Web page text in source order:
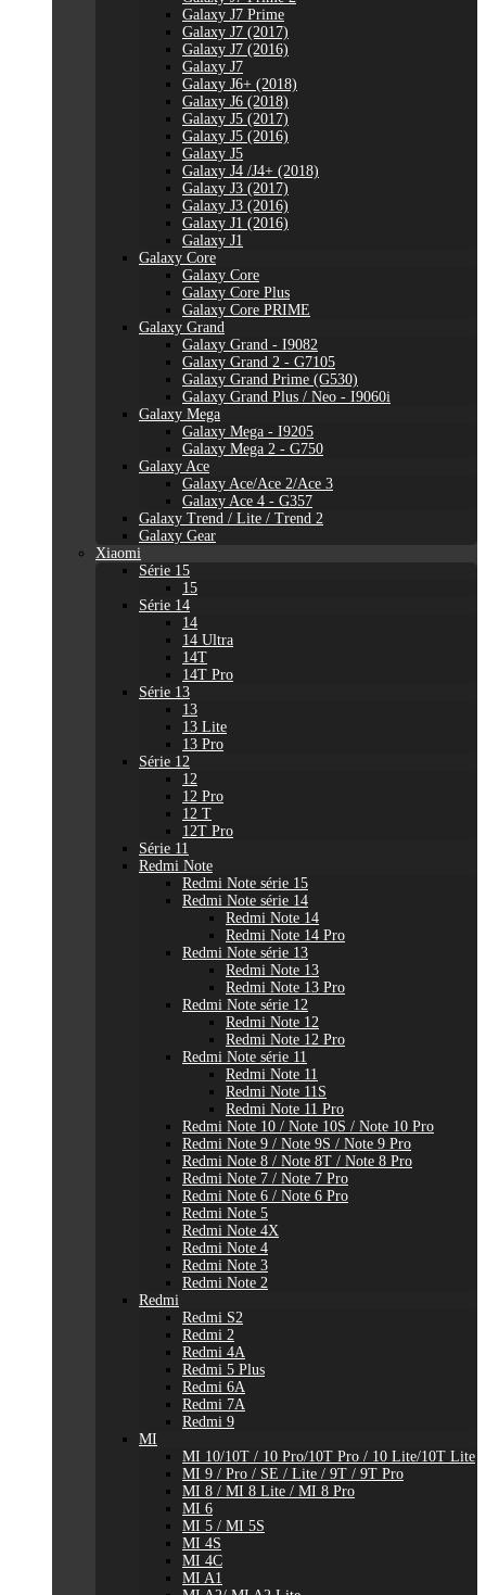
Galaxy J7 Prime
Galaxy J7 (2017)
Galaxy J7 (2016)
Galaxy J7
Galaxy J6+ (2018)
Galaxy J6 (2018)
Galaxy J5 (2017)
Galaxy J5 (2016)
Galaxy J5
Galaxy J4 /J4+ (2018)
Galaxy J3 (2017)
Galaxy J3 (2016)
Galaxy J1 (2016)
Galaxy J1
Galaxy Core
Galaxy Core
Galaxy Core Plus
Galaxy Core PRIME
Galaxy Grand
Galaxy Grand - I9082
Galaxy Grand 2 - G7105
Galaxy Grand Prime (G530)
Galaxy Grand Plus / Neo - I9060i
Galaxy Mega
Galaxy Mega - I9205
Galaxy Mega 2 - G750
Galaxy Ace
Galaxy Ace/Ace 2/Ace 3
Galaxy Ace 4 - G357
Galaxy Trend / Lite / Trend 2
Galaxy Gear
Xiaomi
Série 15
15
Série 14
14
14 Ultra
14T
14T Pro
Série 13
13
13 Lite
13 Pro
Série 12
12
12 Pro
12 T
12T Pro
Série 11
Redmi Note
Redmi Note série 15
Redmi Note série 14
Redmi Note 14
Redmi Note 14 Pro
Redmi Note série 13
Redmi Note 13
Redmi Note 13 Pro
Redmi Note série 12
Redmi Note 12
Redmi Note 12 Pro
Redmi Note série 11
Redmi Note 11
Redmi Note 11S
Redmi Note 11 Pro
Redmi Note 10 / Note 10S / Note 10 Pro
Redmi Note 9 / Note 9S / Note 9 Pro
Redmi Note 8 / Note 8T / Note 8 Pro
Redmi Note 7 / Note 7 Pro
Redmi Note 6 / Note 6 Pro
Redmi Note 5
Redmi Note 4X
Redmi Note 4
Redmi Note 3
Redmi Note 2
Redmi
Redmi S2
Redmi 2
Redmi 4A
Redmi 5 Plus
Redmi 6A
Redmi 7A
Redmi 9
MI
MI 10/10T / 10 Pro/10T Pro / 10 Lite/10T Lite
MI 9 / Pro / SE / Lite / 9T / 9T Pro
MI 8 / MI 8 Lite / MI 8 Pro
MI 6
MI 5 / MI 5S
MI 4S
MI 4C
MI A1